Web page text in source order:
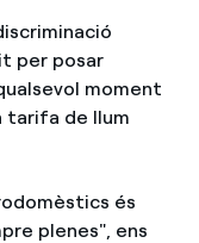
per posar
moment
tarifa de llum
és
plenes", ens